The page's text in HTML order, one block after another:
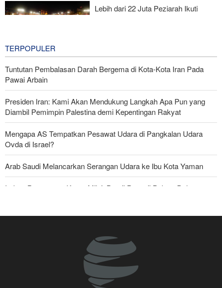
Lebih dari 22 Juta Peziarah Ikuti
TERPOPULER
Tuntutan Pembalasan Darah Bergema di Kota-Kota Iran Pada
Pawai Arbain
Presiden Iran: Kami Akan Mendukung Langkah Apa Pun yang
Diambil Pemimpin Palestina demi Kepentingan Rakyat
Mengapa AS Tempatkan Pesawat Udara di Pangkalan Udara
Ovda di Israel?
Arab Saudi Melancarkan Serangan Udara ke Ibu Kota Yaman
Imbas Pernyataan Kasar Milei; Brasil Panggil Pulang Dubes
Militer Yaman Serang Kapal Tanker Minyak Saudi
Skandal Persenjataan: Dokumen Bocor Ungkap Penjualan Drone
dan Rudal Israel ke UEA Miliaran Dolar